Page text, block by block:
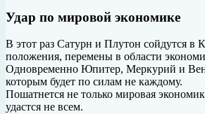
Удар по мировой экономике
В этот раз Сатурн и Плутон сойдутся в
положения, перемены в области
Одновременно Юпитер, Меркурий и
которым будет по силам не каждому.
Пошатнется не только мировая
удастся не всем.